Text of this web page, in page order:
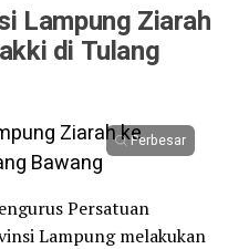
Lampung Ziarah
di Tulang
Perbesar
Persatuan
Lampung melakukan